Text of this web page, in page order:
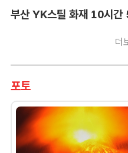
부산 YK스틸 화재 10시간
더
포토